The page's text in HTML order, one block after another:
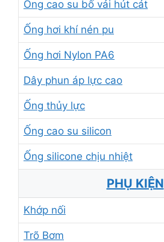
Ống cao su bố vải hút cát
Ống hơi khí nén pu
Ống hơi Nylon PA6
Dây phun áp lực cao
Ống thủy lực
Ống cao su silicon
Ống silicone chịu nhiệt
PHỤ KIỆN
Khớp nối
Trõ Bơm